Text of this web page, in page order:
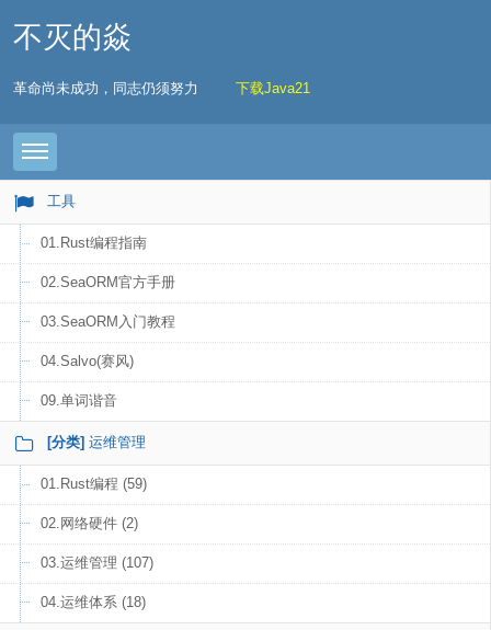
不灭的焱
革命尚未成功，同志仍须努力 下载Java21
Toggle navigation
工具
01.Rust编程指南
02.SeaORM官方手册
03.SeaORM入门教程
04.Salvo(赛风)
09.单词谐音
[分类] 运维管理
01.Rust编程 (59)
02.网络硬件 (2)
03.运维管理 (107)
04.运维体系 (18)